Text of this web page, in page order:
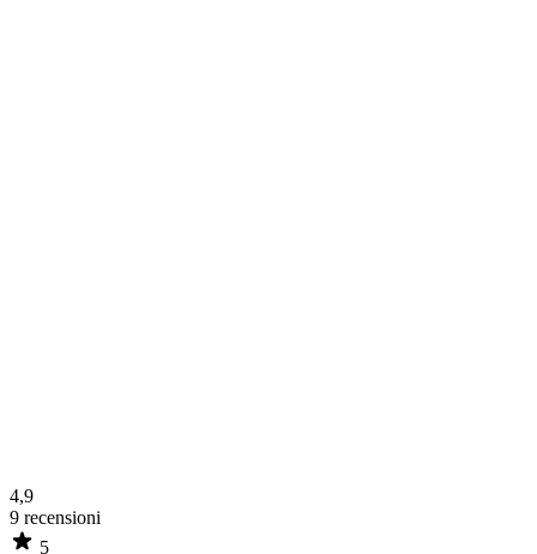
4,9
9 recensioni
5